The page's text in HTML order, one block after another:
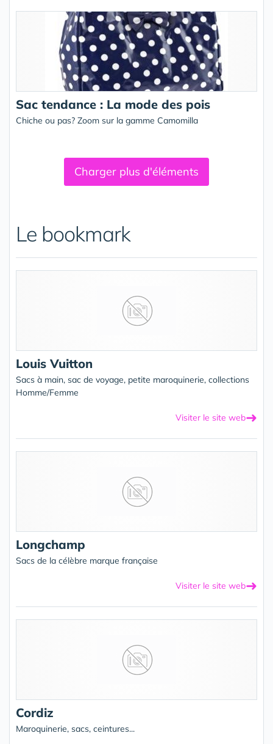
Sac tendance : La mode des pois
Chiche ou pas? Zoom sur la gamme Camomilla
Charger plus d'éléments
Le bookmark
Louis Vuitton
Sacs à main, sac de voyage, petite maroquinerie, collections
Homme/Femme
Visiter le site web➜
Longchamp
Sacs de la célèbre marque française
Visiter le site web➜
Cordiz
Maroquinerie, sacs, ceintures...